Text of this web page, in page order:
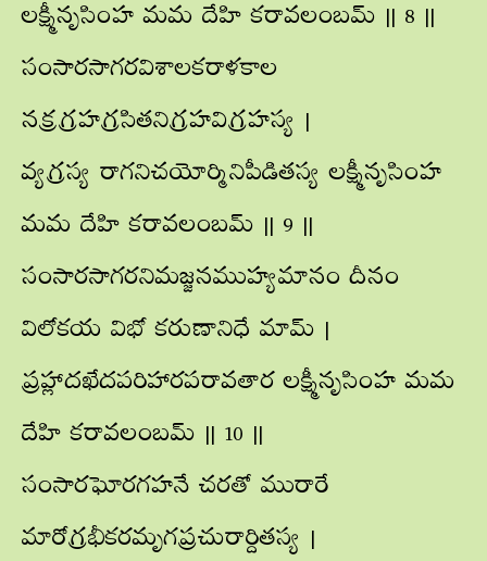
లక్ష్మీనృసింహ మమ దేహి కరావలంబమ్ || 8 ||
సంసారసాగరవిశాలకరాళకాల
నక్రగ్రహగ్రసితనిగ్రహవిగ్రహస్య |
వ్యగ్రస్య రాగనిచయోర్మినిపీడితస్య లక్ష్మీనృసింహ
మమ దేహి కరావలంబమ్ || 9 ||
సంసారసాగరనిమజ్జనముహ్యమానం దీనం
విలోకయ విభో కరుణానిధే మామ్ |
ప్రహ్లాదఖేదపరిహారపరావతార లక్ష్మీనృసింహ మమ
దేహి కరావలంబమ్ || 10 ||
సంసారఘోరగహనే చరతో మురారే
మారోగ్రభీకరమృగప్రచురార్దితస్య |